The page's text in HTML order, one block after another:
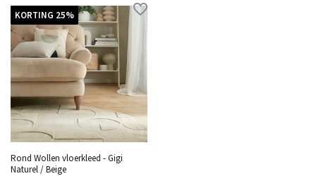
KORTING 25%
Rond Wollen vloerkleed - Gigi
Naturel / Beige